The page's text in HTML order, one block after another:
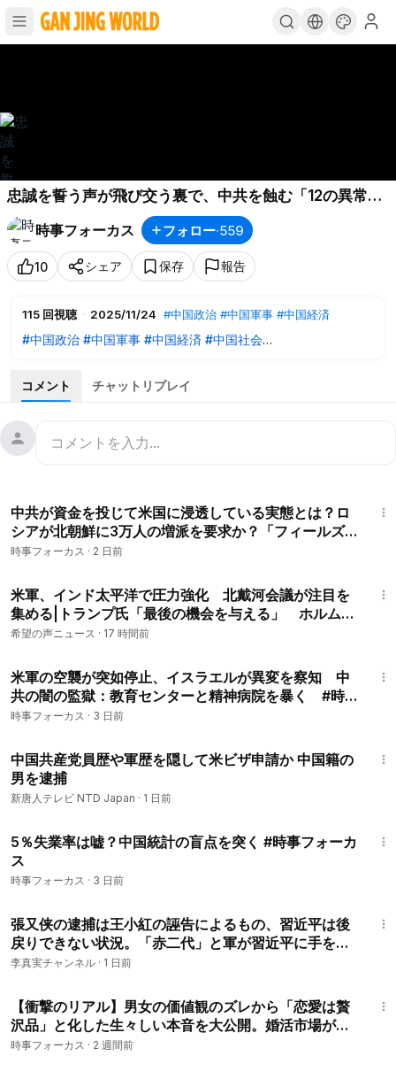
忠誠を誓う声が飛び交う裏で、中共を蝕む「12の異常事
態」
#時事フォーカス #最前線ニュース
紀元時事フォーカス フォロー·559
10 シェア 保存 報告
115 回視聴 · 2025/11/24 #中国政治 #中国軍事 #中国経済
#中国政治 #中国軍事 #中国経済 #中国社会
大紀元自由世界の最大の脅威である
中国共産党政権の本質を明かしていきます。
お願い申し上げます。
鋭論壇
コメント チャットリプレイ
中共が資金を投じて米国に浸透している実態とは？ロ
シアが北朝鮮に3万人の増派を要求か？「フィールズ
賞」を受賞した若い中国人数学者のインタビューに北
時事フォーカス · 2 日前
米軍、インド太平洋で圧力強化 北戴河会議が注目を
集める|トランプ氏「最後の機会を与える」 ホルムズ
海峡全面開放？【希望の声ニュース-2026/08/05】
希望の声ニュース · 17 時間前
米軍の空襲が突如停止、イスラエルが異変を察知 中
共の闇の監獄：教育センターと精神病院を暴く #時
事フォーカス
時事フォーカス · 3 日前
中国共産党員歴や軍歴を隠して米ビザ申請か 中国籍の
男を逮捕
新唐人テレビ NTD Japan · 1 日前
5％失業率は嘘？中国統計の盲点を突く #時事フォーカ
ス
時事フォーカス · 3 日前
張又侠の逮捕は王小紅の誣告によるもの、習近平は後
戻りできない状況。「赤二代」と軍が習近平に手を出
すタイミング。
李真実チャンネル · 1 日前
【衝撃のリアル】男女の価値観のズレから「恋愛は贅
沢品」と化した生々しい本音を大公開。婚活市場が崩
壊している実態に迫る！#時事フォーカス
時事フォーカス · 2 週間前